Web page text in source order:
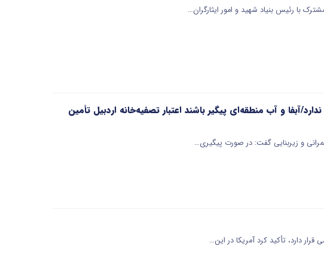
با رئیس بنیاد شهید و امور ایثارگران…
مالی تصفیه‌خانه فاضلاب اردبیل از محل ماده ۵۶ وجود ندارد/آبفا و آب منطقه‌ای پیگیر باشند اعتبار تصفیه‌خانه اردبیل تأمین
دارد، تأکید کرد آمریکا در این…